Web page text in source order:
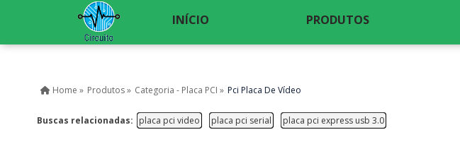
INÍCIO PRODUTOS
Home » Produtos » Categoria - Placa PCI » Pci Placa De Vídeo
Buscas relacionadas: placa pci video placa pci serial placa pci express usb 3.0